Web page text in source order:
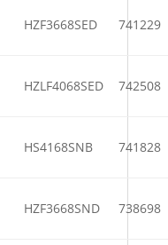
HZF3668SED 741229
HZLF4068SED 742508
HS4168SNB 741828
HZF3668SND 738698